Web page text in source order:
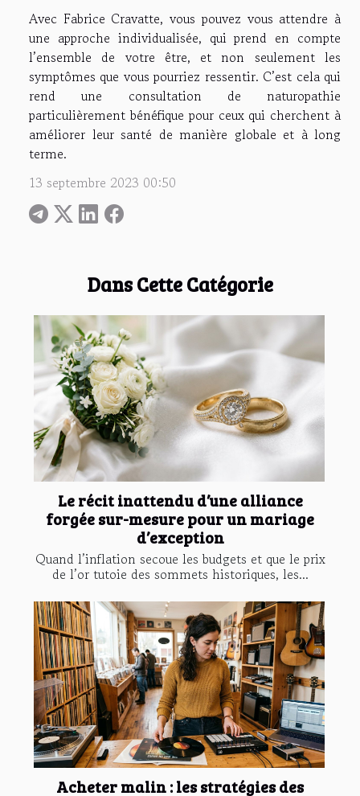
Dans Cette Catégorie
Le récit inattendu d’une alliance
forgée sur-mesure pour un mariage
d’exception
Quand l’inflation secoue les budgets et que le prix
de l’or tutoie des sommets historiques, les...
Acheter malin : les stratégies des
Avec Fabrice Cravatte, vous pouvez vous attendre à
une approche individualisée, qui prend en compte
l’ensemble de votre être, et non seulement les
symptômes que vous pourriez ressentir. C’est cela qui
rend une consultation de naturopathie
particulièrement bénéfique pour ceux qui cherchent à
améliorer leur santé de manière globale et à long
terme.
13 septembre 2023 00:50